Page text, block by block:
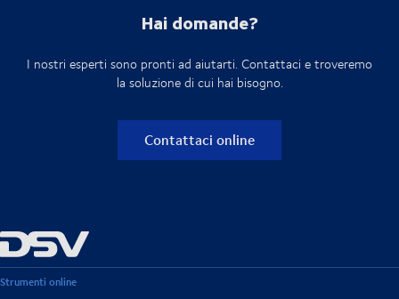
Hai domande?
I nostri esperti sono pronti ad aiutarti. Contattaci e troveremo
la soluzione di cui hai bisogno.
Contattaci online
Strumenti online